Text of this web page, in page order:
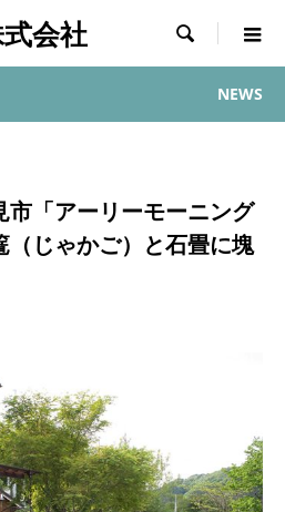
会社 
NEWS
市「アーリーモーニング
（じゃかご）と石畳に塊